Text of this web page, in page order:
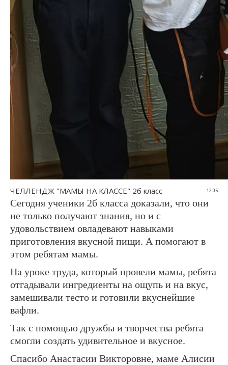
12:05
ЧЕЛЛЕНДЖ "МАМЫ НА КЛАССЕ" 2б класс
Сегодня ученики 2б класса доказали, что они
не только получают знания, но и с
удовольствием овладевают навыками
приготовления вкусной пищи. А помогают в
этом ребятам мамы.
На уроке труда, который провели мамы, ребята
отгадывали ингредиенты на ощупь и на вкус,
замешивали тесто и готовили вкуснейшие
вафли.
Так с помощью дружбы и творчества ребята
смогли создать удивительное и вкусное.
Спасибо Анастасии Викторовне, маме Алисии